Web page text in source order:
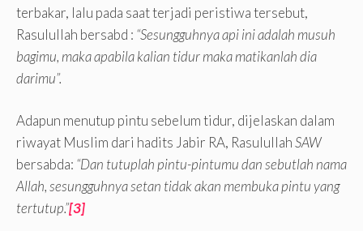
terbakar, lalu pada saat terjadi peristiwa tersebut,
Rasulullah bersabd : “Sesungguhnya api ini adalah musuh
bagimu, maka apabila kalian tidur maka matikanlah dia
darimu”.
Adapun menutup pintu sebelum tidur, dijelaskan dalam
riwayat Muslim dari hadits Jabir RA, RasulullahSAW
bersabda: “Dan tutuplah pintu-pintumu dan sebutlah nama
Allah, sesungguhnya setan tidak akan membuka pintu yang
tertutup.”[3]